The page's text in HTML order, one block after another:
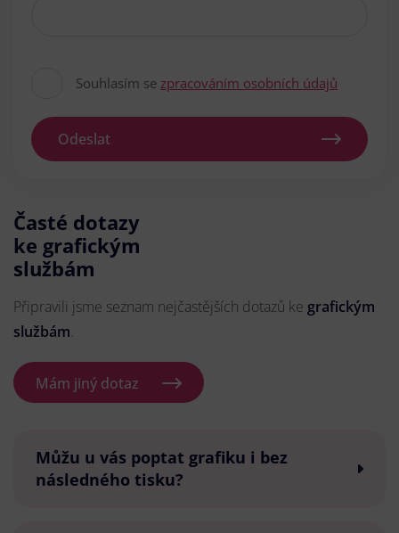
Souhlasím se zpracováním osobních údajů
Odeslat
Časté dotazy
ke grafickým
službám
Připravili jsme seznam nejčastějších dotazů ke grafickým
službám.
Mám jiný dotaz
Můžu u vás poptat grafiku i bez
následného tisku?